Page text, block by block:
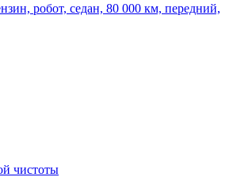
робот, седан, 80 000 км, передний,
чистоты